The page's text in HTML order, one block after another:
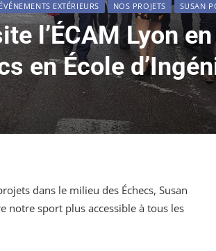
ÉVÉNEMENTS EXTÉRIEURS NOS PROJETS SUSAN
l’ÉCAM Lyon
en École
dans le milieu des Échecs, Susan
notre sport plus accessible à tous les